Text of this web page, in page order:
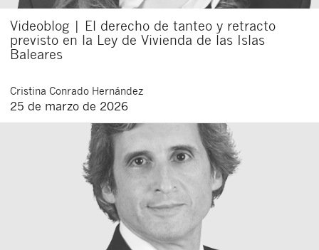
Videoblog | El derecho de tanteo y retracto
previsto en la Ley de Vivienda de las Islas
Baleares
Cristina Conrado Hernández
25 de marzo de 2026